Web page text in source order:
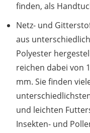
finden, als
Netz- und
aus
Polyester
reichen dabei von
mm. Sie finden
und leichten
Insekten- und